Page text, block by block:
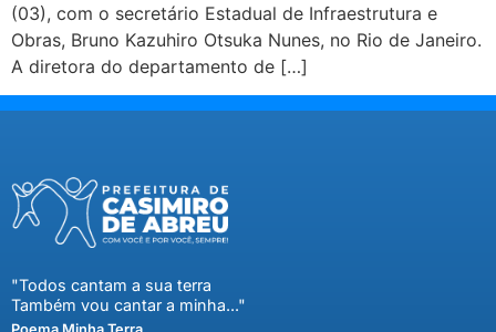
(03), com o secretário Estadual de Infraestrutura e
Obras, Bruno Kazuhiro Otsuka Nunes, no Rio de Janeiro.
A diretora do departamento de […]
"Todos cantam a sua terra
Também vou cantar a minha..."